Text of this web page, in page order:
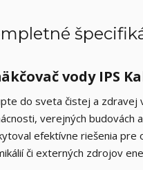
vody IPS
do sveta čistej a zdravej
verejných budovách
efektívne riešenia pre
či externých zdrojov